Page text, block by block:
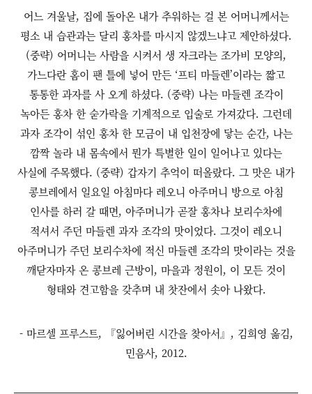
어느 겨울날, 집에 돌아온 내가 추워하는 걸 본 어머니께서는
평소 내 습관과는 달리 홍차를 마시지 않겠느냐고 제안하셨다.
(중략) 어머니는 사람을 시켜서 생 자크라는 조가비 모양의,
가느다란 홈이 팬 틀에 넣어 만든 ‘프티 마들렌’이라는 짧고
통통한 과자를 사 오게 하셨다. (중략) 나는 마들렌 조각이
녹아든 홍차 한 숟가락을 기계적으로 입술로 가져갔다. 그런데
과자 조각이 섞인 홍차 한 모금이 내 입천장에 닿는 순간, 나는
깜짝 놀라 내 몸속에서 뭔가 특별한 일이 일어나고 있다는
사실에 주목했다. (중략) 갑자기 추억이 떠올랐다. 그 맛은 내가
콩브레에서 일요일 아침마다 레오니 아주머니 방으로 아침
인사를 하러 갈 때면, 아주머니가 곧잘 홍차나 보리수차에
적셔서 주던 마들렌 과자 조각의 맛이었다. 그것이 레오니
아주머니가 주던 보리수차에 적신 마들렌 조각의 맛이라는 것을
깨닫자마자 온 콩브레 근방이, 마을과 정원이, 이 모든 것이
형태와 견고함을 갖추며 내 찻잔에서 솟아 나왔다.
- 마르셀 프루스트, 『잃어버린 시간을 찾아서』, 김희영 옮김,
민음사, 2012.